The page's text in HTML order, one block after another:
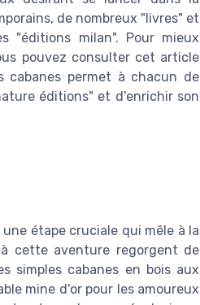
de nombreux "livres" et
"éditions milan". Pour mieux
pouvez consulter cet article
cabanes permet à chacun de
éditions" et d'enrichir son
étape cruciale qui mêle à la
cette aventure regorgent de
simples cabanes en bois aux
mine d'or pour les amoureux